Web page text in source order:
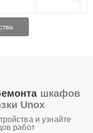
шкафов
Unox
и узнайте
работ